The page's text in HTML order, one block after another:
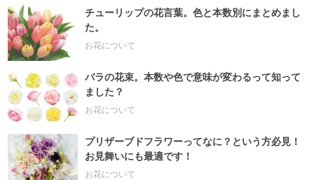
チューリップの花言葉。色と本数別にまとめまし
た。
お花について
バラの花束。本数や色で意味が変わるって知って
ました？
お花について
プリザーブドフラワーってなに？という方必見！
お見舞いにも最適です！
お花について